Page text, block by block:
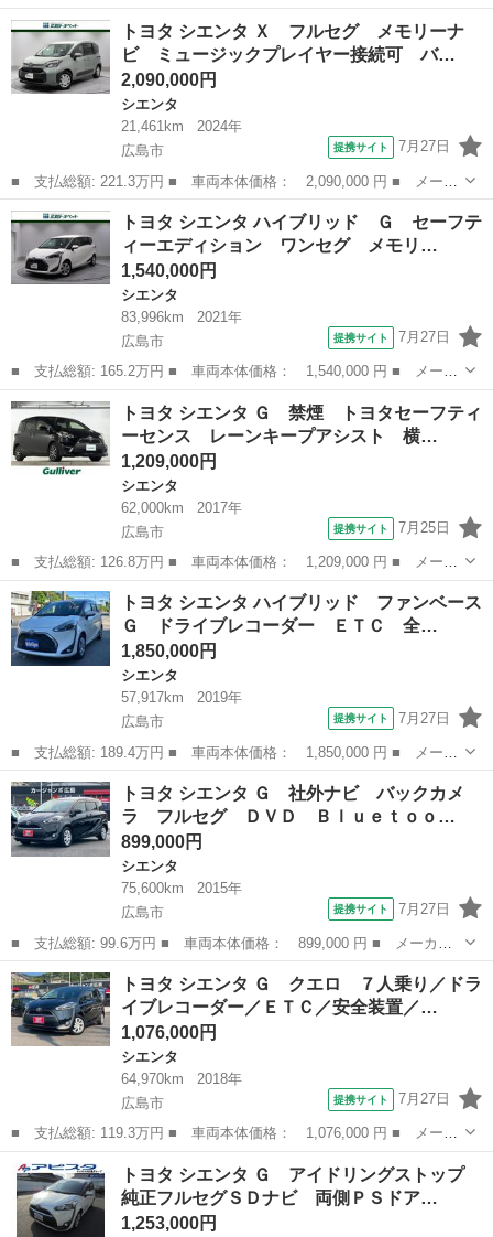
ー名： トヨタ ■ 車種名： シエンタ ■ グレード名： ハイブリ
ッドＺ 運転席エアバッグ １オ－ナ－ リヤカメラ 地上デジタ
ル パワー...
広島 広島市 シエンタ
トヨタ シエンタ Ｘ フルセグ メモリーナ
ビ ミュージックプレイヤー接続可 バ…
2,090,000円
シエンタ
21,461km
2024年
広島市
提携サイト 7月27日
■ 支払総額: 221.3万円 ■ 車両本体価格： 2,090,000 円 ■ メーカ
ー名： トヨタ ■ 車種名： シエンタ ■ グレード名： Ｘ フル
セグ メモリーナビ ミュージックプレイヤー接続可 バックカメ
ラ 衝突被...
広島 広島市 シエンタ
トヨタ シエンタ ハイブリッド Ｇ セーフテ
ィーエディション ワンセグ メモリ…
1,540,000円
シエンタ
83,996km
2021年
広島市
提携サイト 7月27日
■ 支払総額: 165.2万円 ■ 車両本体価格： 1,540,000 円 ■ メーカ
ー名： トヨタ ■ 車種名： シエンタ ■ グレード名： ハイブリ
ッド Ｇ セーフティーエディション ワンセグ メモリーナビ ミ
ュージッ...
広島 広島市 シエンタ
トヨタ シエンタ Ｇ 禁煙 トヨタセーフティ
ーセンス レーンキープアシスト 横…
1,209,000円
シエンタ
62,000km
2017年
広島市
提携サイト 7月25日
■ 支払総額: 126.8万円 ■ 車両本体価格： 1,209,000 円 ■ メーカ
ー名： トヨタ ■ 車種名： シエンタ ■ グレード名： Ｇ 禁
煙 トヨタセーフティーセンス レーンキープアシスト 横滑り防止
装置 プリ...
広島 広島市 シエンタ
トヨタ シエンタ ハイブリッド ファンベース
Ｇ ドライブレコーダー ＥＴＣ 全…
1,850,000円
シエンタ
57,917km
2019年
広島市
提携サイト 7月27日
■ 支払総額: 189.4万円 ■ 車両本体価格： 1,850,000 円 ■ メーカ
ー名： トヨタ ■ 車種名： シエンタ ■ グレード名： ハイブリ
ッド ファンベースＧ ドライブレコーダー ＥＴＣ 全周囲カメ
ラ ナビ ...
広島 広島市 シエンタ
トヨタ シエンタ Ｇ 社外ナビ バックカメ
ラ フルセグ ＤＶＤ Ｂｌｕｅｔｏｏ…
899,000円
シエンタ
75,600km
2015年
広島市
提携サイト 7月27日
■ 支払総額: 99.6万円 ■ 車両本体価格： 899,000 円 ■ メーカー
名： トヨタ ■ 車種名： シエンタ ■ グレード名： Ｇ 社外ナ
ビ バックカメラ フルセグ ＤＶＤ Ｂｌｕｅｔｏｏｔｈ 両側パ
ワースライド...
広島 広島市 シエンタ
トヨタ シエンタ Ｇ クエロ ７人乗り／ドラ
イブレコーダー／ＥＴＣ／安全装置／…
1,076,000円
シエンタ
64,970km
2018年
広島市
提携サイト 7月27日
■ 支払総額: 119.3万円 ■ 車両本体価格： 1,076,000 円 ■ メーカ
ー名： トヨタ ■ 車種名： シエンタ ■ グレード名： Ｇ クエ
ロ ７人乗り／ドライブレコーダー／ＥＴＣ／安全装置／両側パワス
ラ／純正...
広島 広島市 シエンタ
トヨタ シエンタ Ｇ アイドリングストップ
純正フルセグＳＤナビ 両側ＰＳドア…
1,253,000円